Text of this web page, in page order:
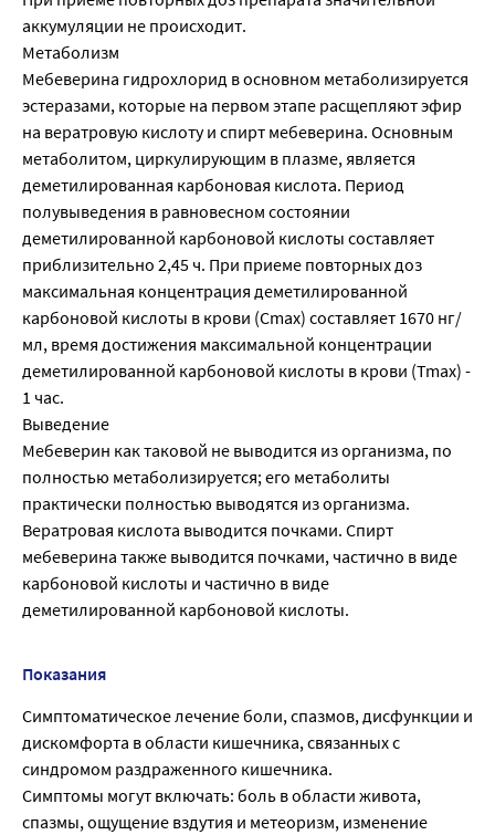
аккумуляции не происходит.
Метаболизм
Мебеверина гидрохлорид в основном метаболизируется
эстеразами, которые на первом этапе расщепляют эфир
на вератровую кислоту и спирт мебеверина. Основным
метаболитом, циркулирующим в плазме, является
деметилированная карбоновая кислота. Период
полувыведения в равновесном состоянии
деметилированной карбоновой кислоты составляет
приблизительно 2,45 ч. При приеме повторных доз
максимальная концентрация деметилированной
карбоновой кислоты в крови (Сmах) составляет 1670 нг/
мл, время достижения максимальной концентрации
деметилированной карбоновой кислоты в крови (Tmax) -
1 час.
Выведение
Мебеверин как таковой не выводится из организма, по
полностью метаболизируется; его метаболиты
практически полностью выводятся из организма.
Вератровая кислота выводится почками. Спирт
мебеверина также выводится почками, частично в виде
карбоновой кислоты и частично в виде
деметилированной карбоновой кислоты.
Показания
Симптоматическое лечение боли, спазмов, дисфункции и
дискомфорта в области кишечника, связанных с
синдромом раздраженного кишечника.
Симптомы могут включать: боль в области живота,
спазмы, ощущение вздутия и метеоризм, изменение